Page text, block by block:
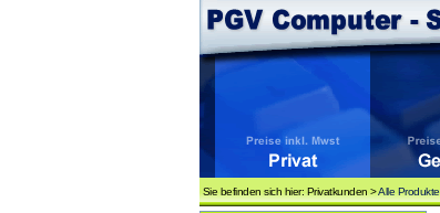
Sie befinden sich hier: Privatkunden >Alle Produkte